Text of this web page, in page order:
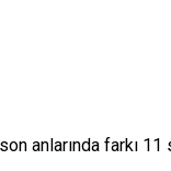
anlarında farkı 11